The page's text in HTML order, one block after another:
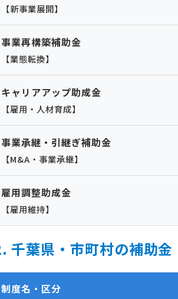
【新事業展開】
事業再構築補助金
【業態転換】
キャリアアップ助成金
【雇用・人材育成】
事業承継・引継ぎ補助金
【M&A・事業承継】
雇用調整助成金
【雇用維持】
千葉県・市町村の補助金
制度名・区分